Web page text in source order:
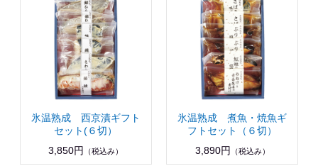
氷温熟成 西京漬ギフト
セット(６切）
3,850円
（税込み）
氷温熟成 煮魚・焼魚ギ
フトセット（６切）
3,890円
（税込み）